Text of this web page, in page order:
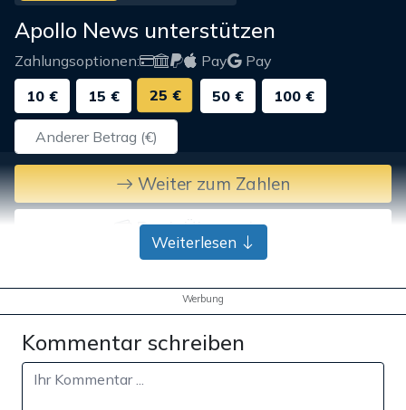
Apollo News unterstützen
Zahlungsoptionen: Pay
Pay
10 €
15 € 25 € 50 € 100 €
Weiter zum Zahlen
Bank-Überweisung
Weiterlesen
Werbung
Kommentar schreiben